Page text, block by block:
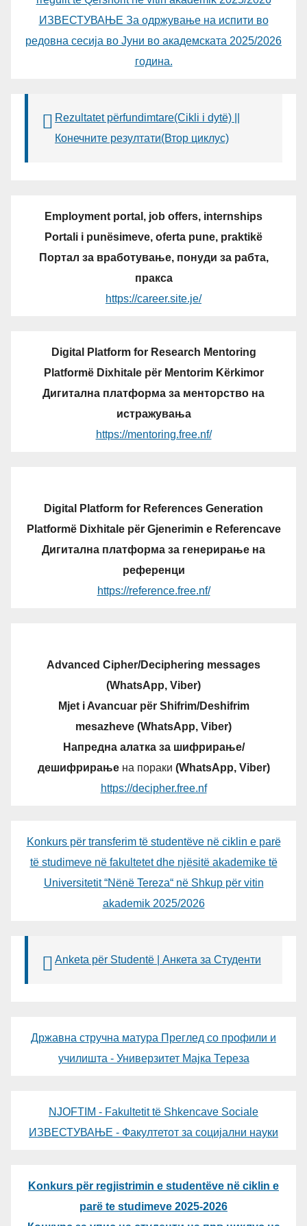
ИЗВЕСТУВАЊЕ За одржување на испити во
редовна сесија во Јуни во академската 2025/2026
година.
Rezultatet përfundimtare(Cikli i dytë) ||
Конечните резултати(Втор циклус)
Employment portal, job offers, internships
Portali i punësimeve, oferta pune, praktikë
Портал за вработување, понуди за рабта,
пракса
https://career.site.je/
Digital Platform for Research Mentoring
Platformë Dixhitale për Mentorim Kërkimor
Дигитална платформа за менторство на
истражувања
https://mentoring.free.nf/
Digital Platform for References Generation
Platformë Dixhitale për Gjenerimin e Referencave
Дигитална платформа за генерирање на
референци
https://reference.free.nf/
Advanced Cipher/Deciphering messages
(WhatsApp, Viber)
Mjet i Avancuar për Shifrim/Deshifrim
mesazheve (WhatsApp, Viber)
Напредна алатка за шифрирање/
дешифрирањена пораки (WhatsApp, Viber)
https://decipher.free.nf
Konkurs për transferim të studentëve në ciklin e parë
të studimeve në fakultetet dhe njësitë akademike të
Universitetit “Nënë Tereza“ në Shkup për vitin
akademik 2025/2026
Anketa për Studentë | Анкета за Студенти
Државна стручна матура Преглед со профили и
училишта - Универзитет Мајка Тереза
NJOFTIM - Fakultetit të Shkencave Sociale
ИЗВЕСТУВАЊЕ - Факултетот за социјални науки
Konkurs për regjistrimin e studentëve në ciklin e
parë te studimeve 2025-2026